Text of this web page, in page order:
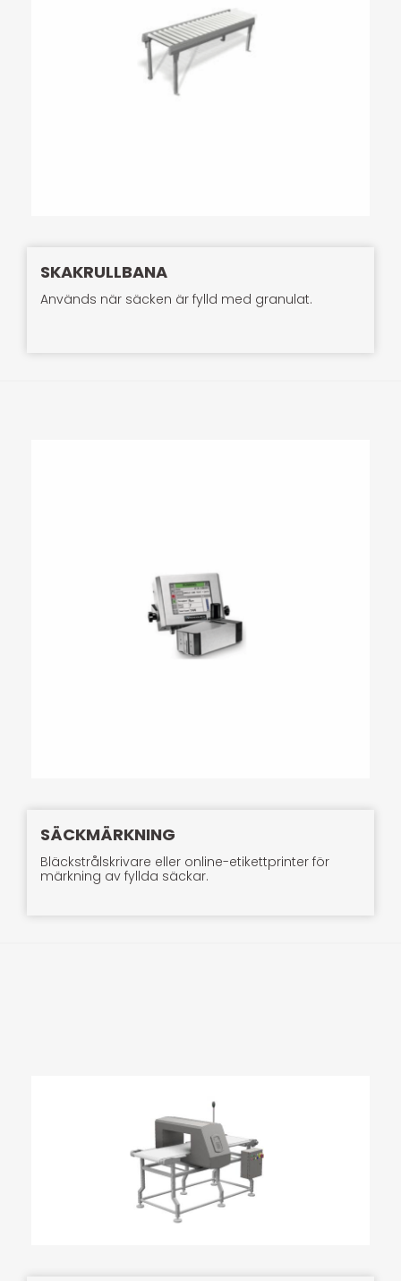
SKAKRULLBANA
Används när säcken är fylld med granulat.
SÄCKMÄRKNING
Bläckstrålskrivare eller online-etikettprinter för
märkning av fyllda säckar.